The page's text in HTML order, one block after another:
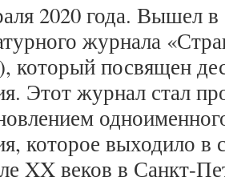
2020 года. Вышел
журнала
который посвящен
Этот журнал стал
которое выходило в
XX веков в Санкт-